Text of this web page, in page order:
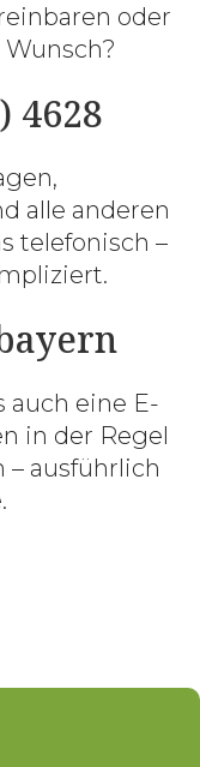
oder
4628
alle anderen
telefonisch –
auch eine E-
in der Regel
– ausführlich